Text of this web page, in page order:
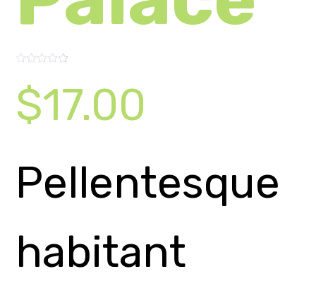
habitant
morbi
tristique
senectus et